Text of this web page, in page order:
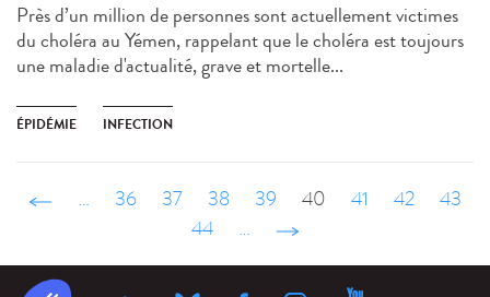
Près d’un million de personnes sont actuellement victimes
du choléra au Yémen, rappelant que le choléra est toujours
une maladie d'actualité, grave et mortelle...
ÉPIDÉMIE INFECTION
‹ précédent
… 36 37 38 39 40 41 42
43
44
… suivant ›